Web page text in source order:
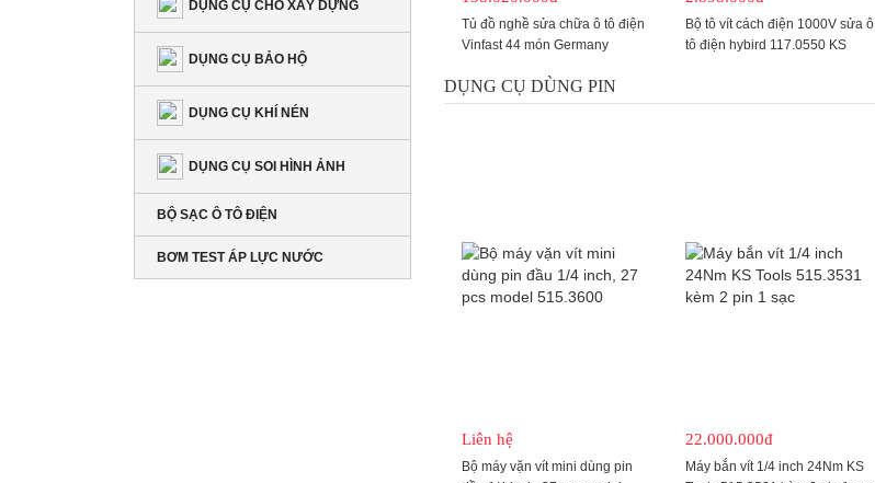
DỤNG CỤ CHO XÂY DỰNG
DỤNG CỤ BẢO HỘ
DỤNG CỤ KHÍ NÉN
DỤNG CỤ SOI HÌNH ẢNH
BỘ SẠC Ô TÔ ĐIỆN
BƠM TEST ÁP LỰC NƯỚC
Tủ đồ nghề sửa chữa ô tô điện
Vinfast 44 món Germany
Bộ tô vít cách điện 1000V sửa ô
tô điện hybird 117.0550 KS
DỤNG CỤ DÙNG PIN
Liên hệ
Bộ máy vặn vít mini dùng pin
22.000.000đ
Máy bắn vít 1/4 inch 24Nm KS